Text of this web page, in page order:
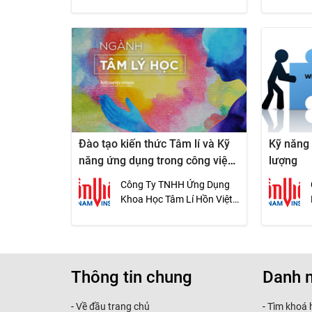
- Thạc sĩ tâm lý Nguyễn Thị Tâm
GĐ Trung tâm đào tạo Hồn Việt
- Thạc sĩ tư vấn tâm lý Hoàng Minh Tố Nga
Đại học De La Salle – Philippin
- Thạc sĩ kinh tế Nguyễn Bá Thọ
Chuyên viên tư vấn doanh nghiệp
- Thạc sĩ xã hội học Trần Minh Trọng
Giám đốc Quỹ hỗ trợ công nhân TP.HCM
Đào tạo kiến thức Tâm lí và Kỹ
năng ứng dụng trong công việc
(PEB2)
Công Ty TNHH Ứng Dụng
Khoa Học Tâm Lí Hồn Việt -
Kỹ
lượng
Thông tin chung
-Về đầu trang chủ
Danh
-Tìm khoá